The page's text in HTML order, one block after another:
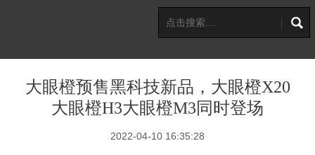
大眼橙预售黑科技新品，大眼橙X20
大眼橙H3大眼橙M3同时登场
2022-04-10 16:35:28